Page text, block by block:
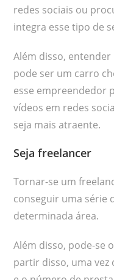
redes sociais ou
integra esse tipo de
Além disso,
pode ser um carro
esse empreendedor
vídeos em redes
seja mais atraente.
Seja freelancer
Tornar-se um
conseguir uma série
determinada área.
Além disso, pode-se
partir disso, uma